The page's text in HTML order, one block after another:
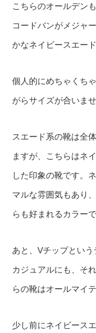
こちらのオールデン
コードバンがメジャ
かなネイビースエード
個人的にめちゃくち
がらサイズが合いま
スエード系の靴は全
ますが、こちらはネ
した印象の靴です。
マルな雰囲気もあり
らも好まれるカラー
あと、Vチップという
カジュアルにも、そ
らの靴はオールマイ
少し前にネイビース